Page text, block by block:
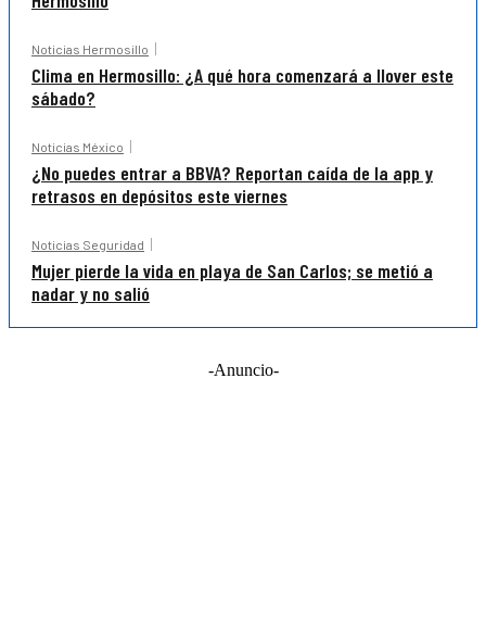
Noticias Hermosillo
Clima en Hermosillo: ¿A qué hora comenzará a llover este
sábado?
Noticias México
¿No puedes entrar a BBVA? Reportan caída de la app y
retrasos en depósitos este viernes
Noticias Seguridad
Mujer pierde la vida en playa de San Carlos; se metió a
nadar y no salió
-Anuncio-